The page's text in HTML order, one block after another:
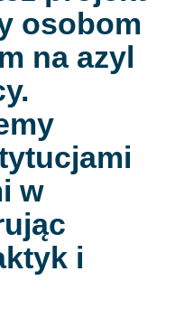
osobom
na azyl
w
i